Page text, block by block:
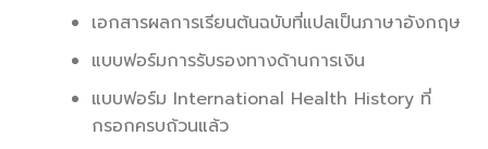
เอกสารผลการเรียนต้นฉบับที่แปลเป็นภาษาอังกฤษ
แบบฟอร์มการรับรองทางด้านการเงิน
แบบฟอร์ม International Health History ที่
กรอกครบถ้วนแล้ว